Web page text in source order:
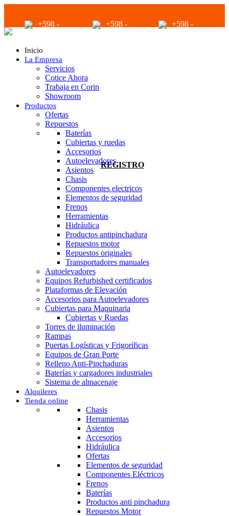
+598 -
2294 2040
+598 - +598 -
infoventas@corinrentup.com.uy
ACCEDER
REGISTRO
Inicio
La Empresa
Servicios
Cotice Ahora
Trabaja en Corin
Showroom
Productos
Ofertas
Repuestos
Baterías
Cubiertas y ruedas
Accesorios
Autoelevadores
Asientos
Chasis
Componentes electricos
Elementos de seguridad
Frenos
Herramientas
Hidráulica
Productos antipinchadura
Repuestos motor
Repuestos originales
Transportadores manuales
Autoelevadores
Equipos Refurbished certificados
Plataformas de Elevación
Accesorios para Autoelevadores
Cubiertas para Maquinaria
Cubiertas y Ruedas
Torres de iluminación
Rampas
Puertas Logísticas y Frigoríficas
Equipos de Gran Porte
Relleno Anti-Pinchaduras
Baterías y cargadores industriales
Sistema de almacenaje
Alquileres
Tienda online
Chasis
Herramientas
Asientos
Accesorios
Hidráulica
Ofertas
Elementos de seguridad
Componentes Eléctricos
Frenos
Baterías
Productos anti pinchadura
Repuestos Motor